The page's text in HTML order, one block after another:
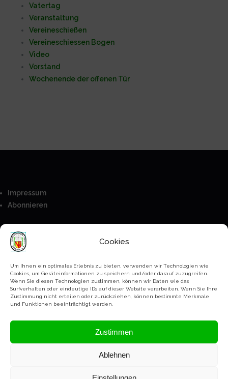
Cookies
Um Ihnen ein optimales Erlebnis zu bieten, verwenden wir Technologien wie
Cookies, um Geräteinformationen zu speichern und/oder darauf zuzugreifen.
Wenn Sie diesen Technologien zustimmen, können wir Daten wie das
Surfverhalten oder eindeutige IDs auf dieser Website verarbeiten. Wenn Sie Ihre
Zustimmung nicht erteilen oder zurückziehen, können bestimmte Merkmale
und Funktionen beeinträchtigt werden.
Zustimmen
Ablehnen
Vatertag
Veranstaltung
Vereineschießen
Vereineschiessen Bogen
Video
Vorstand
Wochenende der offenen Tür
Impressum
Abonnieren
Anmeldung
Mitglieder
Kontakt
Bankverbindung
Paypal